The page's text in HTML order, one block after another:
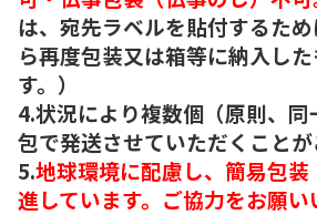
は、宛先ラベルを貼付するた
ら再度包装又は箱等に納入し
す。）
4.状況により複数個（原則、
包で発送させていただくことが
5.地球環境に配慮し、簡易包
進しています。ご協力をお願い